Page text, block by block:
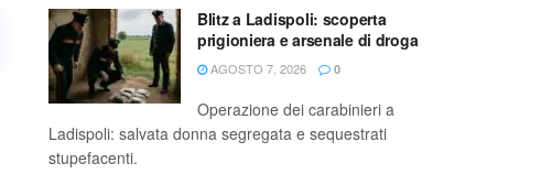
Blitz a Ladispoli: scoperta
prigioniera e arsenale di droga
AGOSTO 7, 2026 0
Operazione dei carabinieri a
Ladispoli: salvata donna segregata e sequestrati
stupefacenti.